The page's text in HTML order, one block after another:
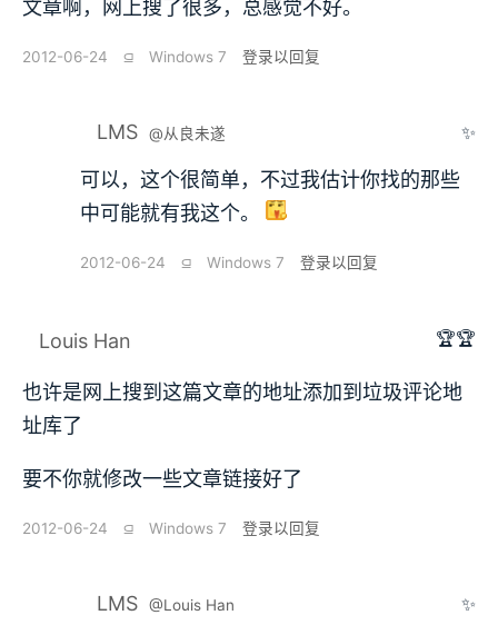
文章啊，网上搜了很多，总感觉不好。
2012-06-24 ⫑ Windows 7 登录以回复
LMS @从良未遂 ✨
可以，这个很简单，不过我估计你找的那些
中可能就有我这个。
2012-06-24 ⫑ Windows 7 登录以回复
Louis Han 🏆🏆
也许是网上搜到这篇文章的地址添加到垃圾评论地
址库了
要不你就修改一些文章链接好了
2012-06-24 ⫑ Windows 7 登录以回复
LMS @Louis Han ✨